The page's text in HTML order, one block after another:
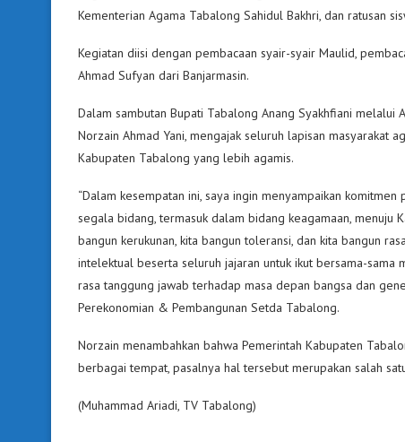
Kementerian Agama Tabalong Sahidul Bakhri, dan ratusan
Kegiatan diisi dengan pembacaan syair-syair Maulid,
Ahmad Sufyan dari Banjarmasin.
Dalam sambutan Bupati Tabalong Anang Syakhfiani melalui
Norzain Ahmad Yani, mengajak seluruh lapisan masyarakat
Kabupaten Tabalong yang lebih agamis.
“Dalam kesempatan ini, saya ingin menyampaikan
segala bidang, termasuk dalam bidang keagamaan, menuju
bangun kerukunan, kita bangun toleransi, dan kita bangun
intelektual beserta seluruh jajaran untuk ikut bersama-sama
rasa tanggung jawab terhadap masa depan bangsa dan
Perekonomian & Pembangunan Setda Tabalong.
Norzain menambahkan bahwa Pemerintah Kabupaten
berbagai tempat, pasalnya hal tersebut merupakan salah
(Muhammad Ariadi, TV Tabalong)